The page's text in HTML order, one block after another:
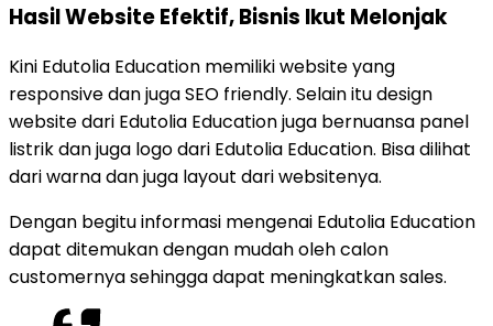
Hasil Website Efektif, Bisnis Ikut Melonjak
Kini Edutolia Education memiliki website yang
responsive dan juga SEO friendly. Selain itu design
website dari Edutolia Education juga bernuansa panel
listrik dan juga logo dari Edutolia Education. Bisa dilihat
dari warna dan juga layout dari websitenya.
Dengan begitu informasi mengenai Edutolia Education
dapat ditemukan dengan mudah oleh calon
customernya sehingga dapat meningkatkan sales.